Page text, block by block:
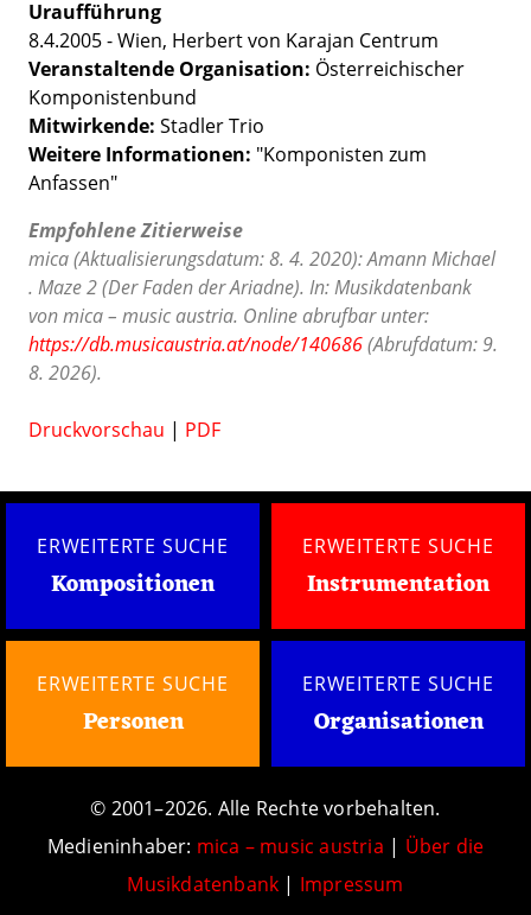
Uraufführung
8.4.2005 - Wien, Herbert von Karajan Centrum
Veranstaltende Organisation: Österreichischer
Komponistenbund
Mitwirkende: Stadler Trio
Weitere Informationen: "Komponisten zum
Anfassen"
Empfohlene Zitierweise
mica (Aktualisierungsdatum: 8. 4. 2020): Amann Michael
. Maze 2 (Der Faden der Ariadne). In: Musikdatenbank
von mica – music austria. Online abrufbar unter:
https://db.musicaustria.at/node/140686(Abrufdatum: 9.
8. 2026).
Druckvorschau | PDF
ERWEITERTE SUCHE
Kompositionen
ERWEITERTE SUCHE
Instrumentation
ERWEITERTE SUCHE
Personen
ERWEITERTE SUCHE
Organisationen
© 2001–2026. Alle Rechte vorbehalten.
Medieninhaber: mica – music austria | Über die
Musikdatenbank | Impressum